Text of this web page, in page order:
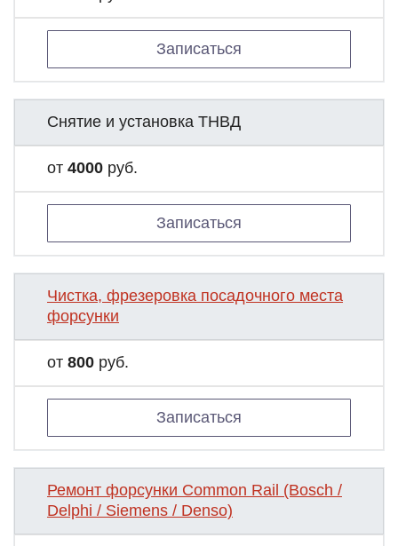
Записаться
Снятие и установка ТНВД
от 4000 руб.
Записаться
Чистка, фрезеровка посадочного места
форсунки
от 800 руб.
Записаться
Ремонт форсунки Common Rail (Bosch /
Delphi / Siemens / Denso)